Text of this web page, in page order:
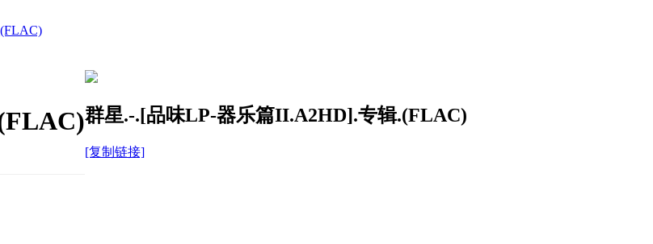
群星.-.[品味LP-器乐篇II.A2HD].专辑.(FLAC)
[复制链接]